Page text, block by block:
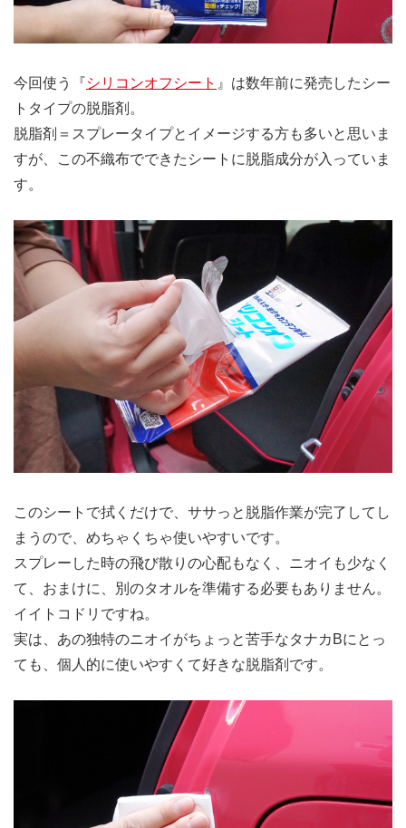
今回使う『シリコンオフシート 』は数年前に発売したシー
トタイプの脱脂剤。
脱脂剤＝スプレータイプとイメージする方も多いと思いま
すが、この不織布でできたシートに脱脂成分が入っていま
す。
このシートで拭くだけで、ササっと脱脂作業が完了してし
まうので、めちゃくちゃ使いやすいです。
スプレーした時の飛び散りの心配もなく、ニオイも少なく
て、おまけに、別のタオルを準備する必要もありません。
イイトコドリですね。
実は、あの独特のニオイがちょっと苦手なタナカBにとっ
ても、個人的に使いやすくて好きな脱脂剤です。